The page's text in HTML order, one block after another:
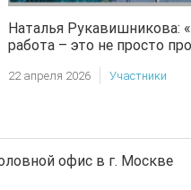
Наталья Рукавишникова:
работа – это не просто
детям улыбки, здоровье и
22 апреля 2026 Участники
офис в г. Москве